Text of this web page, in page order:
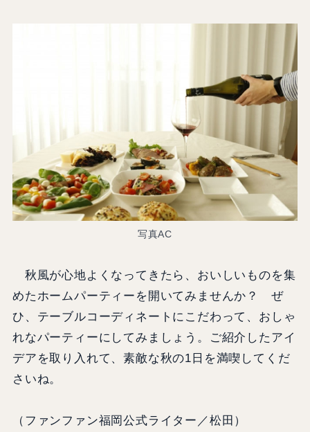
写真AC
秋風が心地よくなってきたら、おいしいものを集
めたホームパーティーを開いてみませんか？ ぜ
ひ、テーブルコーディネートにこだわって、おしゃ
れなパーティーにしてみましょう。ご紹介したアイ
デアを取り入れて、素敵な秋の1日を満喫してくだ
さいね。
（ファンファン福岡公式ライター／松田）